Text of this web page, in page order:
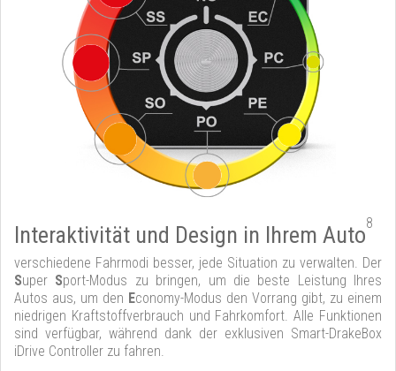
Interaktivität und Design in Ihrem Auto8
verschiedene Fahrmodi besser, jede Situation zu verwalten. Der
Super Sport-Modus zu bringen, um die beste Leistung Ihres
Autos aus, um den Economy-Modus den Vorrang gibt, zu einem
niedrigen Kraftstoffverbrauch und Fahrkomfort. Alle Funktionen
sind verfügbar, während dank der exklusiven Smart-DrakeBox
iDrive Controller zu fahren.